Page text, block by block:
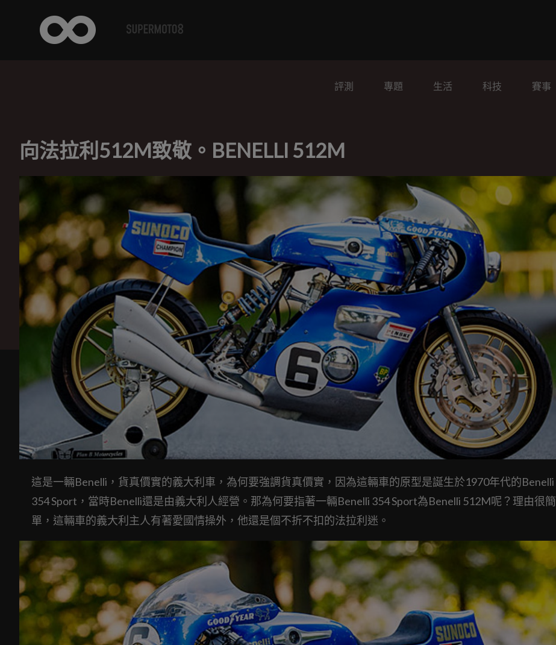
評測 專題 生活 科技 賽事
向法拉利512M致敬。BENELLI 512M
這是一輛Benelli，貨真價實的義大利車，為何要強調貨真價實，因為這輛車的原型是誕生於1970年代的Benelli
354 Sport，當時Benelli還是由義大利人經營。那為何要指著一輛Benelli 354 Sport為Benelli 512M呢？理由很簡
單，這輛車的義大利主人有著愛國情操外，他還是個不折不扣的法拉利迷。